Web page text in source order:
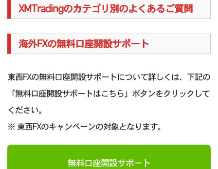
XMTradingのカテゴリ別のよくあるご質問
海外FXの無料口座開設サポート
東西FXの無料口座開設サポートについて詳しくは、下記の
「無料口座開設サポートはこちら」ボタンをクリックして
ください。
※ 東西FXのキャンペーンの対象となります。
無料口座開設サポート